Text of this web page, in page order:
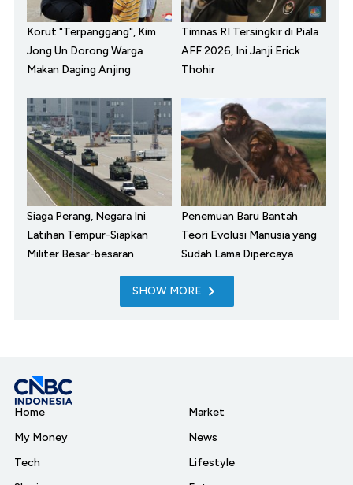
Korut "Terpanggang", Kim
Jong Un Dorong Warga
Makan Daging Anjing
Timnas RI Tersingkir di Piala
AFF 2026, Ini Janji Erick
Thohir
Siaga Perang, Negara Ini
Latihan Tempur-Siapkan
Militer Besar-besaran
Penemuan Baru Bantah
Teori Evolusi Manusia yang
Sudah Lama Dipercaya
SHOW MORE
Home
My Money
Tech
Market
News
Lifestyle